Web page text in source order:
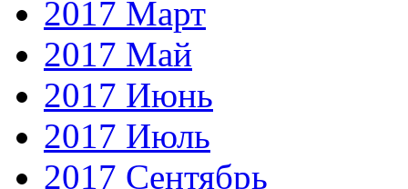
2017 Март
2017 Май
2017 Июнь
2017 Июль
2017 Сентябрь